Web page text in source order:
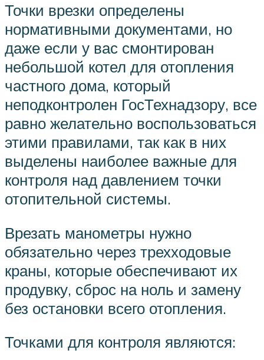
Точки врезки определены
нормативными документами, но
даже если у вас смонтирован
небольшой котел для отопления
частного дома, который
неподконтролен ГосТехнадзору, все
равно желательно воспользоваться
этими правилами, так как в них
выделены наиболее важные для
контроля над давлением точки
отопительной системы.
Врезать манометры нужно
обязательно через трехходовые
краны, которые обеспечивают их
продувку, сброс на ноль и замену
без остановки всего отопления.
Точками для контроля являются: